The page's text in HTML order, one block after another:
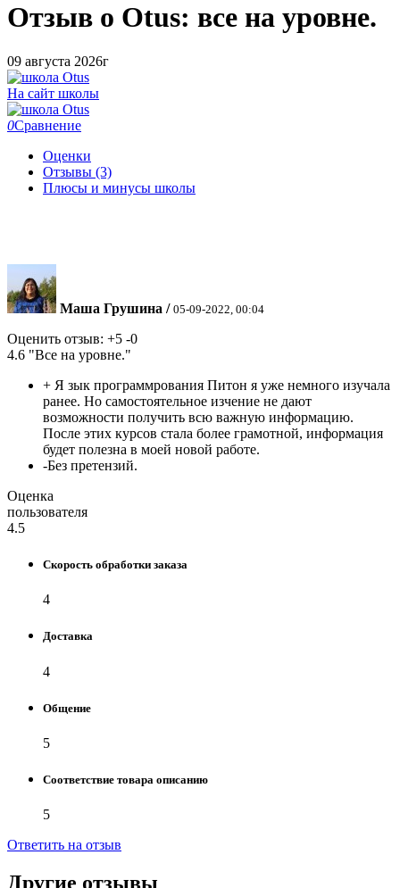
Отзыв о Otus: все на уровне.
09 августа 2026г
На сайт школы
0Сравнение
Оценки
Отзывы (3)
Плюсы и минусы школы
Маша Грушина / 05-09-2022, 00:04
Оценить отзыв: +5 -0
4.6 "Все на уровне."
+ Я зык программрования Питон я уже немного изучала
ранее. Но самостоятельное изчение не дают
возможности получить всю важную информацию.
После этих курсов стала более грамотной, информация
будет полезна в моей новой работе.
-Без претензий.
Оценка
пользователя
4.5
Скорость обработки заказа
4
Доставка
4
Общение
5
Соответствие товара описанию
5
Ответить на отзыв
Другие отзывы